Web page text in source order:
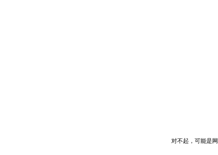
对不起，可能是